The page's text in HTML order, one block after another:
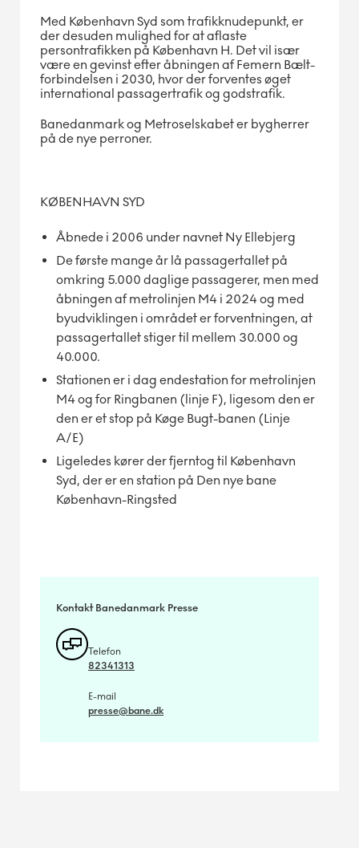
Med København Syd som trafikknudepunkt, er
der desuden mulighed for at aflaste
persontrafikken på København H. Det vil især
være en gevinst efter åbningen af Femern Bælt-
forbindelsen i 2030, hvor der forventes øget
international passagertrafik og godstrafik.
Banedanmark og Metroselskabet er bygherrer
på de nye perroner.
KØBENHAVN SYD
Åbnede i 2006 under navnet Ny Ellebjerg
De første mange år lå passagertallet på
omkring 5.000 daglige passagerer, men med
åbningen af metrolinjen M4 i 2024 og med
byudviklingen i området er forventningen, at
passagertallet stiger til mellem 30.000 og
40.000.
Stationen er i dag endestation for metrolinjen
M4 og for Ringbanen (linje F), ligesom den er
den er et stop på Køge Bugt-banen (Linje
A/E)
Ligeledes kører der fjerntog til København
Syd, der er en station på Den nye bane
København-Ringsted
Kontakt Banedanmark Presse
Telefon
82341313
E-mail
presse@bane.dk